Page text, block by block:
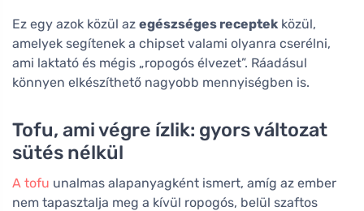
Ez egy azok közül az egészséges receptek közül,
amelyek segítenek a chipset valami olyanra cserélni,
ami laktató és mégis „ropogós élvezet”. Ráadásul
könnyen elkészíthető nagyobb mennyiségben is.
Tofu, ami végre ízlik: gyors változat
sütés nélkül
A tofu unalmas alapanyagként ismert, amíg az ember
nem tapasztalja meg a kívül ropogós, belül szaftos